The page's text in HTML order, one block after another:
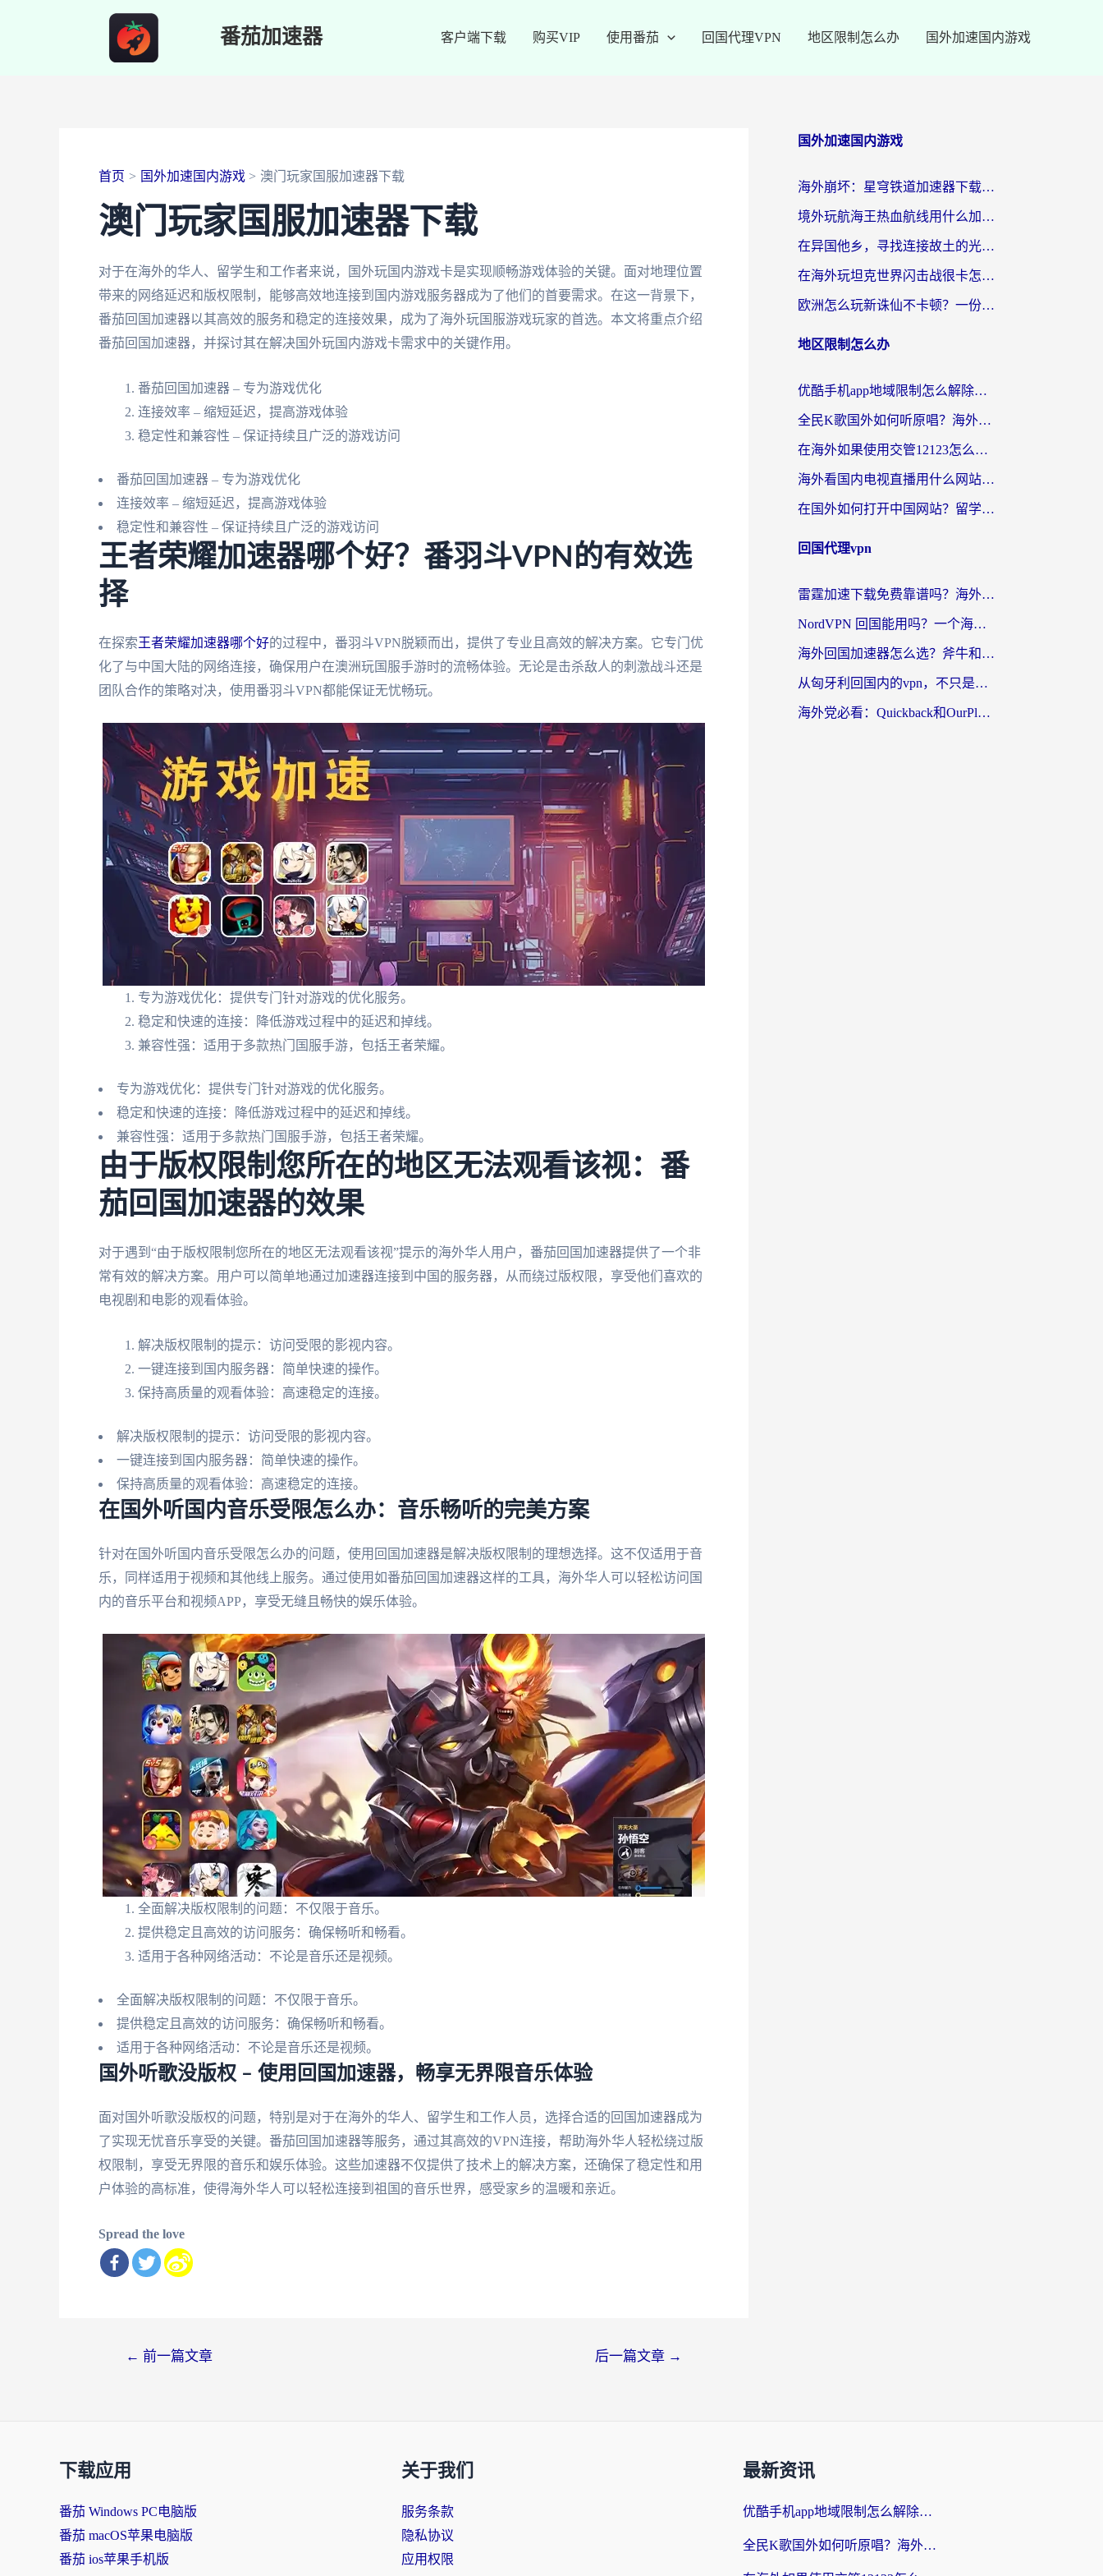
番茄加速器 客户端下载 购买VIP 使用番茄 回国代理VPN 地区限制怎么办 国外加速国内游戏
首页 国外加速国内游戏 澳门玩家国服加速器下载
澳门玩家国服加速器下载
对于在海外的华人、留学生和工作者来说，国外玩国内游戏卡是实现顺畅游戏体验的关键。面对地理位置
带来的网络延迟和版权限制，能够高效地连接到国内游戏服务器成为了他们的首要需求。在这一背景下，
番茄回国加速器以其高效的服务和稳定的连接效果，成为了海外玩国服游戏玩家的首选。本文将重点介绍
番茄回国加速器，并探讨其在解决国外玩国内游戏卡需求中的关键作用。
番茄回国加速器 – 专为游戏优化
连接效率 – 缩短延迟，提高游戏体验
稳定性和兼容性 – 保证持续且广泛的游戏访问
番茄回国加速器 – 专为游戏优化
连接效率 – 缩短延迟，提高游戏体验
稳定性和兼容性 – 保证持续且广泛的游戏访问
王者荣耀加速器哪个好？番羽斗VPN的有效选
择
在探索王者荣耀加速器哪个好的过程中，番羽斗VPN脱颖而出，提供了专业且高效的解决方案。它专门优
化了与中国大陆的网络连接，确保用户在澳洲玩国服手游时的流畅体验。无论是击杀敌人的刺激战斗还是
团队合作的策略对决，使用番羽斗VPN都能保证无忧畅玩。
专为游戏优化：提供专门针对游戏的优化服务。
稳定和快速的连接：降低游戏过程中的延迟和掉线。
兼容性强：适用于多款热门国服手游，包括王者荣耀。
专为游戏优化：提供专门针对游戏的优化服务。
稳定和快速的连接：降低游戏过程中的延迟和掉线。
兼容性强：适用于多款热门国服手游，包括王者荣耀。
由于版权限制您所在的地区无法观看该视：番
茄回国加速器的效果
对于遇到“由于版权限制您所在的地区无法观看该视”提示的海外华人用户，番茄回国加速器提供了一个非
常有效的解决方案。用户可以简单地通过加速器连接到中国的服务器，从而绕过版权限，享受他们喜欢的
电视剧和电影的观看体验。
解决版权限制的提示：访问受限的影视内容。
一键连接到国内服务器：简单快速的操作。
保持高质量的观看体验：高速稳定的连接。
解决版权限制的提示：访问受限的影视内容。
一键连接到国内服务器：简单快速的操作。
保持高质量的观看体验：高速稳定的连接。
在国外听国内音乐受限怎么办：音乐畅听的完美方案
针对在国外听国内音乐受限怎么办的问题，使用回国加速器是解决版权限制的理想选择。这不仅适用于音
乐，同样适用于视频和其他线上服务。通过使用如番茄回国加速器这样的工具，海外华人可以轻松访问国
内的音乐平台和视频APP，享受无缝且畅快的娱乐体验。
全面解决版权限制的问题：不仅限于音乐。
提供稳定且高效的访问服务：确保畅听和畅看。
适用于各种网络活动：不论是音乐还是视频。
全面解决版权限制的问题：不仅限于音乐。
提供稳定且高效的访问服务：确保畅听和畅看。
适用于各种网络活动：不论是音乐还是视频。
国外听歌没版权 – 使用回国加速器，畅享无界限音乐体验
面对国外听歌没版权的问题，特别是对于在海外的华人、留学生和工作人员，选择合适的回国加速器成为
了实现无忧音乐享受的关键。番茄回国加速器等服务，通过其高效的VPN连接，帮助海外华人轻松绕过版
权限制，享受无界限的音乐和娱乐体验。这些加速器不仅提供了技术上的解决方案，还确保了稳定性和用
户体验的高标准，使得海外华人可以轻松连接到祖国的音乐世界，感受家乡的温暖和亲近。
Spread the love
← 前一篇文章 后一篇文章 →
国外加速国内游戏
海外崩坏：星穹铁道加速器下载安装：一份给游子的终极网络指南
境外玩航海王热血航线用什么加速器？2026海外玩家实测最优方案（附欧洲问道堡垒前线加速技巧）
在异国他乡，寻找连接故土的光明大陆免费加速器
在海外玩坦克世界闪击战很卡怎么办？老玩家亲测有效的加速器选择指南
欧洲怎么玩新诛仙不卡顿？一份给海外游子的国服游戏畅玩指南
地区限制怎么办
优酷手机app地域限制怎么解除？海外党亲测有效的追剧方案
全民K歌国外如何听原唱？海外党亲测有效的回国加速器选择指南
在海外如果使用交管12123怎么处理？留学生亲测有效的回国加速方案
海外看国内电视直播用什么网站比较好？一篇解决你所有追剧难题的实用指南
在国外如何打开中国网站？留学生与海外华人的无缝访问指南
回国代理vpn
雷霆加速下载免费靠谱吗？海外党选回国加速器的避坑指南（附热门工具对比）
NordVPN 回国能用吗？一个海外用户必须面对的真实困境
海外回国加速器怎么选？斧牛和海龟哪个好？一篇帮你避开坑的实用指南
从匈牙利回国内的vpn，不只是为了刷剧那么简单
海外党必看：Quickback和OurPlay好用吗？3分钟选对回国加速器，无缝刷剧玩游戏
下载应用
番茄 Windows PC电脑版
番茄 macOS苹果电脑版
番茄 ios苹果手机版
关于我们
服务条款
隐私协议
应用权限
最新资讯
优酷手机app地域限制怎么解除？海外党亲测有效的追剧方案
全民K歌国外如何听原唱？海外党亲测有效的回国加速器选择指南